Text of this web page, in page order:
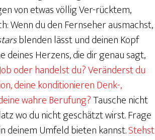
von etwas völlig Ver-rücktem,
Wenn du den Fernseher ausmachst,
blenden lässt und deinen Kopf
Herzens, die dir genau sagt,
oder handelst du? Veränderst du
deine konditionieren Denk-,
wahre Berufung?Tausche nicht
wo du nicht geschätzt wirst. Frage
deinem Umfeld bieten kannst.Stehst